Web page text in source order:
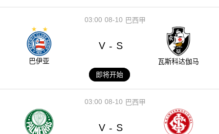
08-10
03:00 巴西甲
巴伊亚
V - S
瓦斯科达伽马
即将开始
08-10
03:00 巴西甲
V - S